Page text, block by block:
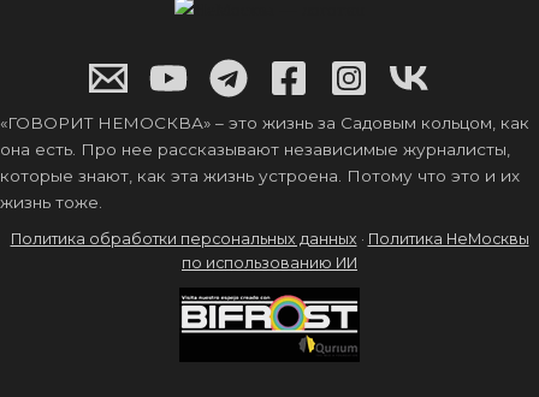
«ГОВОРИТ НЕМОСКВА» – это жизнь за Садовым кольцом, как
она есть. Про нее рассказывают независимые журналисты,
которые знают, как эта жизнь устроена. Потому что это и их
жизнь тоже.
Политика обработки персональных данных · Политика НеМосквы
по использованию ИИ